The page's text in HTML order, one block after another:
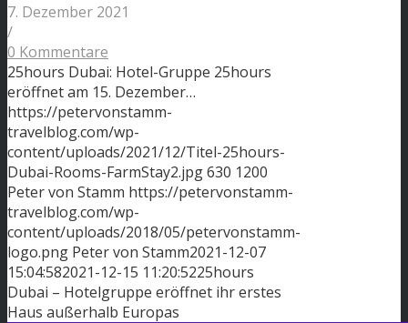
7. Dezember 2021
/
0 Kommentare
25hours Dubai: Hotel-Gruppe 25hours
eröffnet am 15. Dezember…
https://petervonstamm-
travelblog.com/wp-
content/uploads/2021/12/Titel-25hours-
Dubai-Rooms-FarmStay2.jpg630 1200
Peter von Stamm https://petervonstamm-
travelblog.com/wp-
content/uploads/2018/05/petervonstamm-
logo.png Peter von Stamm2021-12-07
15:04:582021-12-15 11:20:5225hours
Dubai – Hotelgruppe eröffnet ihr erstes
Haus außerhalb Europas